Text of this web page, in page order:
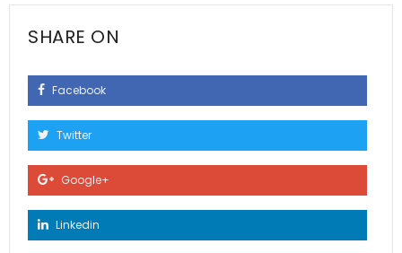
SHARE ON
Facebook
Twitter
Google+
Linkedin